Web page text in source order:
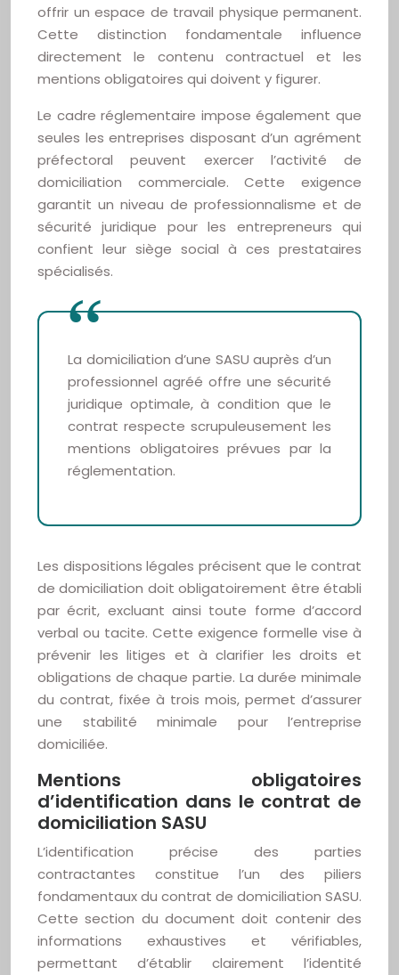
offrir un espace de travail physique permanent.
Cette distinction fondamentale influence
directement le contenu contractuel et les
mentions obligatoires qui doivent y figurer.
Le cadre réglementaire impose également que
seules les entreprises disposant d’un agrément
préfectoral peuvent exercer l’activité de
domiciliation commerciale. Cette exigence
garantit un niveau de professionnalisme et de
sécurité juridique pour les entrepreneurs qui
confient leur siège social à ces prestataires
spécialisés.
La domiciliation d’une SASU auprès d’un
professionnel agréé offre une sécurité
juridique optimale, à condition que le
contrat respecte scrupuleusement les
mentions obligatoires prévues par la
réglementation.
Les dispositions légales précisent que le contrat
de domiciliation doit obligatoirement être établi
par écrit, excluant ainsi toute forme d’accord
verbal ou tacite. Cette exigence formelle vise à
prévenir les litiges et à clarifier les droits et
obligations de chaque partie. La durée minimale
du contrat, fixée à trois mois, permet d’assurer
une stabilité minimale pour l’entreprise
domiciliée.
Mentions obligatoires
d’identification dans le contrat de
domiciliation SASU
L’identification précise des parties
contractantes constitue l’un des piliers
fondamentaux du contrat de domiciliation SASU.
Cette section du document doit contenir des
informations exhaustives et vérifiables,
permettant d’établir clairement l’identité